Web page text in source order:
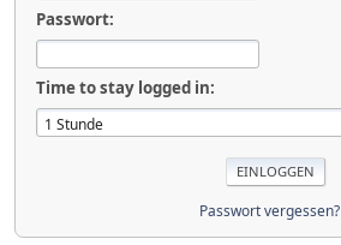
Passwort:
Time to stay logged in:
Passwort vergessen?